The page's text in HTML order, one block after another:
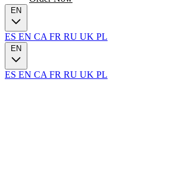
EN
ES EN CA FR RU UK PL
EN
ES EN CA FR RU UK PL